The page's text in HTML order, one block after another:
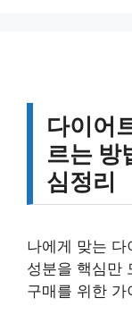
다이어
르는 방
심정리
나에게 맞는
성분을 핵심만
구매를 위한 가